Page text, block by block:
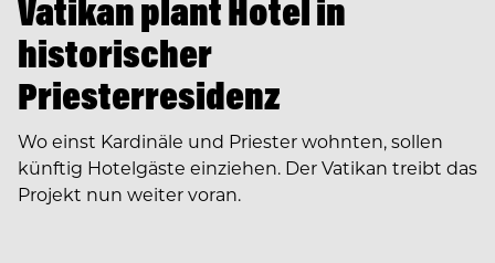
Vatikan plant Hotel in
historischer
Priesterresidenz
Wo einst Kardinäle und Priester wohnten, sollen
künftig Hotelgäste einziehen. Der Vatikan treibt das
Projekt nun weiter voran.